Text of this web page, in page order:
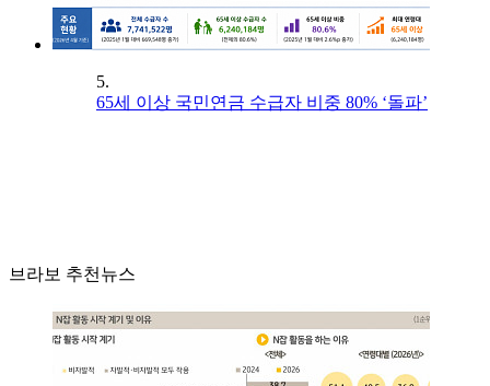
5.
65세 이상 국민연금 수급자 비중 80% ‘돌파’
브라보 추천뉴스